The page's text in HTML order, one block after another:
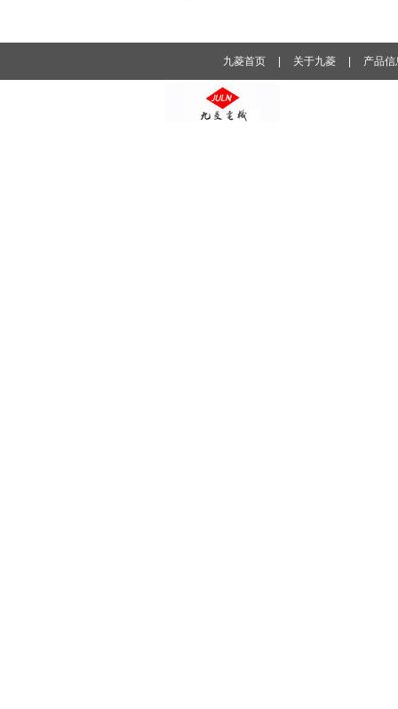
九菱首页 关于九菱 产品信